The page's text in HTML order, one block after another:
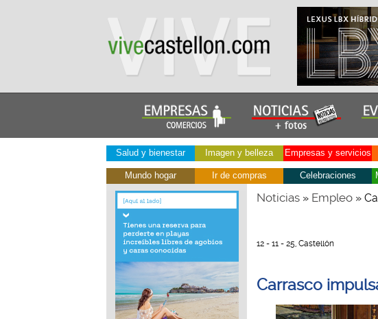
Salud y bienestar Imagen y belleza Empresas y servicios
Mundo hogar Ir de compras Celebraciones
Noticias» Empleo»
12 - 11 - 25, Castellón
Carrasco